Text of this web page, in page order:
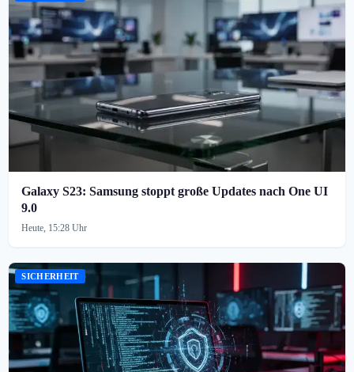
Galaxy S23: Samsung stoppt große Updates nach One UI
9.0
Heute, 15:28 Uhr
SICHERHEIT